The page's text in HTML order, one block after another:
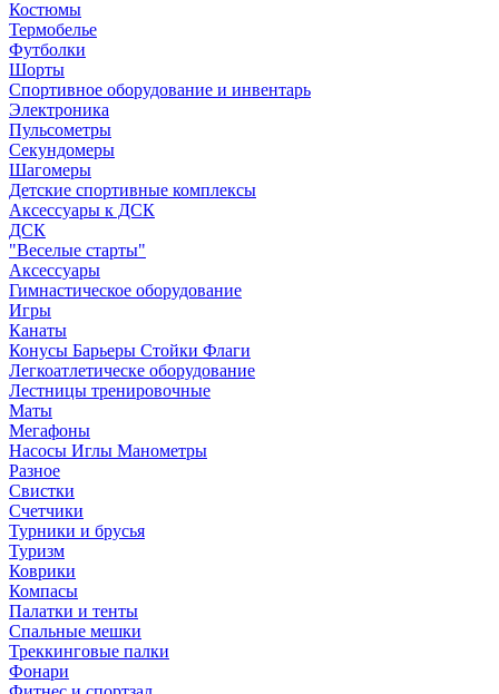
Костюмы
Термобелье
Футболки
Шорты
Спортивное оборудование и инвентарь
Электроника
Пульсометры
Секундомеры
Шагомеры
Детские спортивные комплексы
Аксессуары к ДСК
ДСК
"Веселые старты"
Аксессуары
Гимнастическое оборудование
Игры
Канаты
Конусы Барьеры Стойки Флаги
Легкоатлетическе оборудование
Лестницы тренировочные
Маты
Мегафоны
Насосы Иглы Манометры
Разное
Свистки
Счетчики
Турники и брусья
Туризм
Коврики
Компасы
Палатки и тенты
Спальные мешки
Треккинговые палки
Фонари